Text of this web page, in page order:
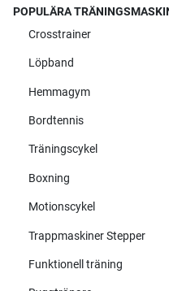
POPULÄRA
Crosstrainer
Löpband
Hemmagym
Bordtennis
Träningscykel
Boxning
Motionscykel
Trappmaskiner Stepper
Funktionell träning